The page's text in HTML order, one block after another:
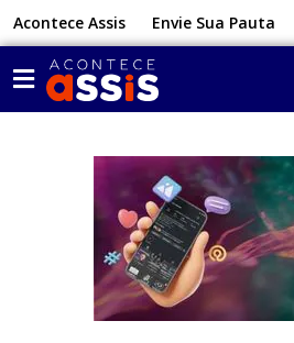
Acontece Assis Envie Sua Pauta